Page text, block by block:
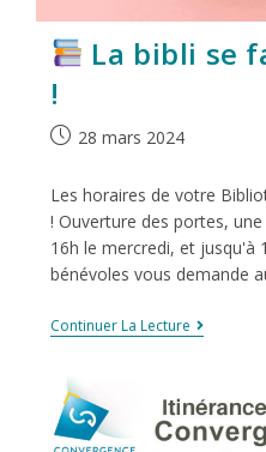
La bibli se
!
28 mars 2024
Les horaires de votre
! Ouverture des portes,
16h le mercredi, et jusqu'à
bénévoles vous demande
Continuer La Lecture